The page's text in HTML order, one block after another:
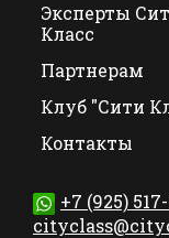
Эксперты
Класс
Партнерам
Клуб "Сити
Контакты
+7 (925)